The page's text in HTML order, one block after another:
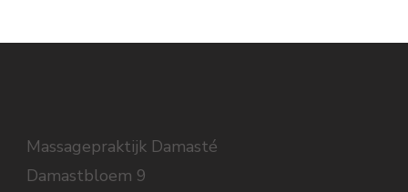
Massagepraktijk Damasté
Damastbloem 9